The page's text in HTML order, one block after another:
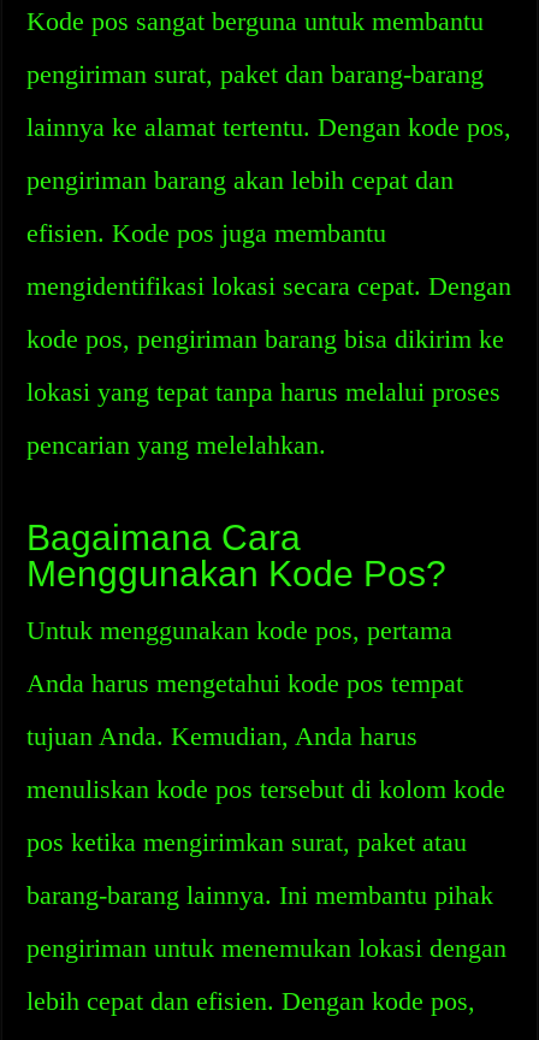
Kode pos sangat berguna untuk membantu
pengiriman surat, paket dan barang-barang
lainnya ke alamat tertentu. Dengan kode pos,
pengiriman barang akan lebih cepat dan
efisien. Kode pos juga membantu
mengidentifikasi lokasi secara cepat. Dengan
kode pos, pengiriman barang bisa dikirim ke
lokasi yang tepat tanpa harus melalui proses
pencarian yang melelahkan.
Bagaimana Cara
Menggunakan Kode Pos?
Untuk menggunakan kode pos, pertama
Anda harus mengetahui kode pos tempat
tujuan Anda. Kemudian, Anda harus
menuliskan kode pos tersebut di kolom kode
pos ketika mengirimkan surat, paket atau
barang-barang lainnya. Ini membantu pihak
pengiriman untuk menemukan lokasi dengan
lebih cepat dan efisien. Dengan kode pos,